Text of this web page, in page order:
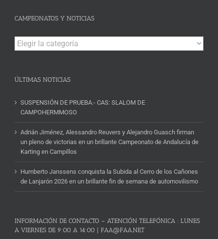
CAMPEONATOS Y NOTICIAS
Campeonatos
y
ÚLTIMAS NOTICIAS
SUSPENSIÓN DE PRUEBA.- CAS: SLALOM DE
CAMPOHERMMOSO
Adrián Jiménez, Alessandro Reuvers y Alejandro Guasch firman
un pleno de victorias en un brillante Campeonato de Andalucía de
Karting en Campillos
Humberto Janssens conquista la Subida al Cerro de los Cañones
de Lanjarón 2026 en un brillante fin de semana de automovilismo
INFORMACIÓN DE CONTACTO – ATENCIÓN TELEFÓNICA : LUNES
A VIERNES DE 9:00 A 14:00 | FAA@FAA.NET